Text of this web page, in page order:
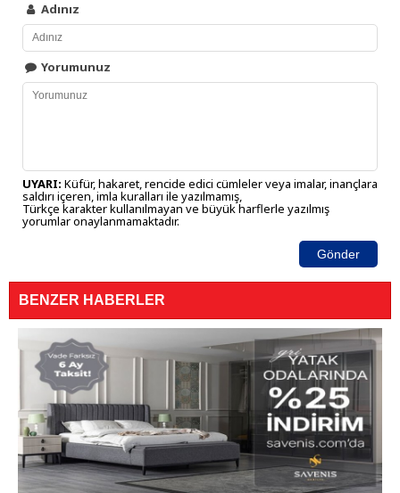
Adınız
Yorumunuz
UYARI: Küfür, hakaret, rencide edici cümleler veya imalar, inançlara
saldırı içeren, imla kuralları ile yazılmamış,
Türkçe karakter kullanılmayan ve büyük harflerle yazılmış
yorumlar onaylanmamaktadır.
Gönder
BENZER HABERLER